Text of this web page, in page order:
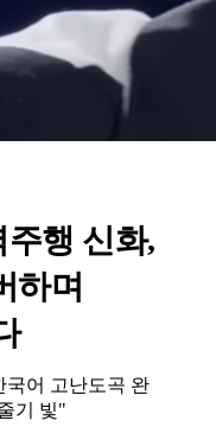
행 신화,
하며
국어 고난도곡 완
기 빛"